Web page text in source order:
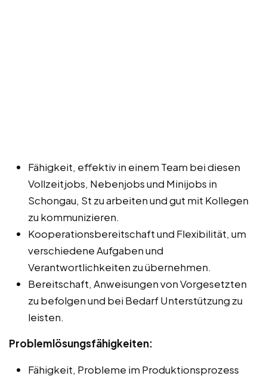
Fähigkeit, effektiv in einem Team bei diesen
Vollzeitjobs, Nebenjobs und Minijobs in
Schongau, St zu arbeiten und gut mit Kollegen
zu kommunizieren.
Kooperationsbereitschaft und Flexibilität, um
verschiedene Aufgaben und
Verantwortlichkeiten zu übernehmen.
Bereitschaft, Anweisungen von Vorgesetzten
zu befolgen und bei Bedarf Unterstützung zu
leisten.
Problemlösungsfähigkeiten:
Fähigkeit, Probleme im Produktionsprozess